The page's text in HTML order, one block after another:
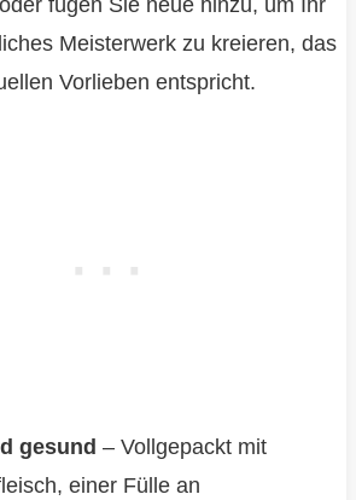
fügen Sie neue hinzu, um Ihr
Meisterwerk zu kreieren, das
Vorlieben entspricht.
gesund – Vollgepackt mit
einer Fülle an